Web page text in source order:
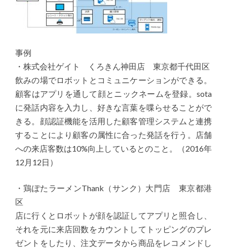
事例
・株式会社ゲイト くろきん神田店 東京都千代田区
飲みの場でロボットとコミュニケーションができる。
顧客はアプリを通して顔とニックネームを登録。sota
に発話内容を入力し、好きな言葉を喋らせることがで
きる。顔認証機能を活用した顧客管理システムと連携
することにより顧客の属性に合った発話を行う。店舗
への来店客数は10%向上しているとのこと。（2016年
12月12日）
・鶏ぽたラーメンThank（サンク）大門店 東京都港
区
店に行くとロボットが顔を認証してアプリと照合し、
それを元に来店回数をカウントしてトッピングのプレ
ゼントをしたり、注文データから商品をレコメンドし